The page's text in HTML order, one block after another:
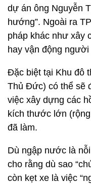
dự án ông Nguyễn
hướng”. Ngoài ra
pháp khác như xây
hay vận động
Đặc biệt tại Khu đô
Thủ Đức) có thể sẽ
việc xây dựng các
kích thước lớn
đã làm.
Dù ngập nước là
cho rằng dù sao
còn kẹt xe là việc